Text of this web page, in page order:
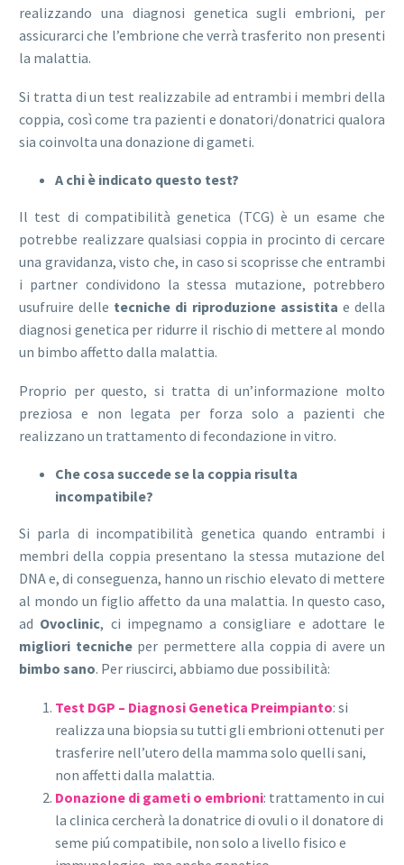
realizzando una diagnosi genetica sugli embrioni, per
assicurarci che l’embrione che verrà trasferito non presenti
la malattia.
Si tratta di un test realizzabile ad entrambi i membri della
coppia, così come tra pazienti e donatori/donatrici qualora
sia coinvolta una donazione di gameti.
A chi è indicato questo test?
Il test di compatibilità genetica (TCG) è un esame che
potrebbe realizzare qualsiasi coppia in procinto di cercare
una gravidanza, visto che, in caso si scoprisse che entrambi
i partner condividono la stessa mutazione, potrebbero
usufruire delle tecniche di riproduzione assistita e della
diagnosi genetica per ridurre il rischio di mettere al mondo
un bimbo affetto dalla malattia.
Proprio per questo, si tratta di un’informazione molto
preziosa e non legata per forza solo a pazienti che
realizzano un trattamento di fecondazione in vitro.
Che cosa succede se la coppia risulta
incompatibile?
Si parla di incompatibilità genetica quando entrambi i
membri della coppia presentano la stessa mutazione del
DNA e, di conseguenza, hanno un rischio elevato di mettere
al mondo un figlio affetto da una malattia. In questo caso,
ad Ovoclinic, ci impegnamo a consigliare e adottare le
migliori tecnicheper permettere alla coppia di avere un
bimbo sano. Per riuscirci, abbiamo due possibilità:
Test DGP – Diagnosi Genetica Preimpianto: si
realizza una biopsia su tutti gli embrioni ottenuti per
trasferire nell’utero della mamma solo quelli sani,
non affetti dalla malattia.
Donazione di gameti o embrioni: trattamento in cui
la clinica cercherà la donatrice di ovuli o il donatore di
seme piú compatibile, non solo a livello fisico e